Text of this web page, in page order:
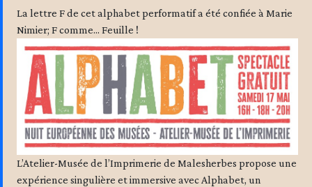
La lettre F de cet alphabet performatif a été confiée à Marie
Nimier; F comme... Feuille !
L’Atelier-Musée de l’Imprimerie de Malesherbes propose une
expérience singulière et immersive avec Alphabet, un